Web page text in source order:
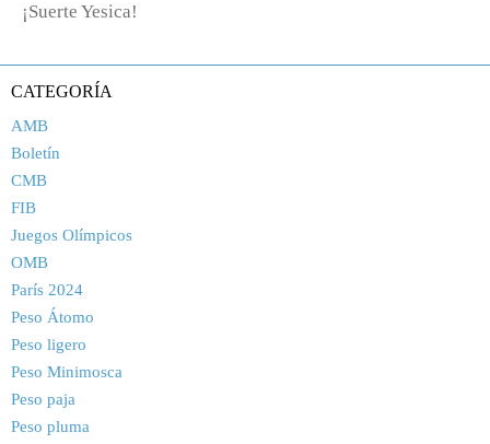
¡Suerte Yesica!
CATEGORÍA
AMB
Boletín
CMB
FIB
Juegos Olímpicos
OMB
París 2024
Peso Átomo
Peso ligero
Peso Minimosca
Peso paja
Peso pluma